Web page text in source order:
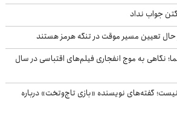
جواب نداد
حال تعیین مسیر موقت در تنگه هرمز هستند
نگاهی به موج انفجاری فیلم‌های اقتباسی در سال
گفته‌های نویسنده «بازی تاج‌وتخت» درباره